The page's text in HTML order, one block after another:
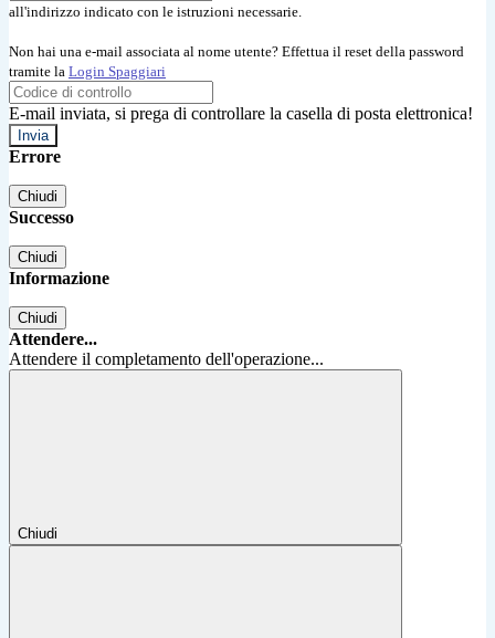
all'indirizzo indicato con le istruzioni necessarie.
Non hai una e-mail associata al nome utente? Effettua il reset della password
tramite la Login Spaggiari
E-mail inviata, si prega di controllare la casella di posta elettronica!
Errore
Chiudi
Successo
Chiudi
Informazione
Chiudi
Attendere...
Attendere il completamento dell'operazione...
Chiudi